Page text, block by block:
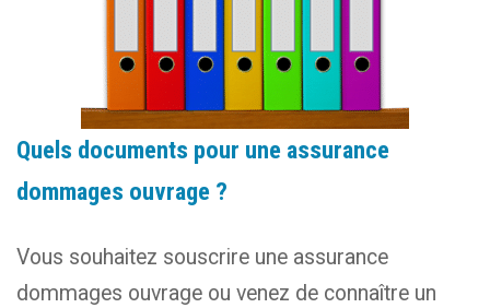
Quels documents pour une assurance
dommages ouvrage ?
Vous souhaitez souscrire une assurance
dommages ouvrage ou venez de connaître un